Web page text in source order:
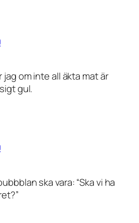
jag om inte all äkta mat är
gul.
ska vara: “Ska vi ha